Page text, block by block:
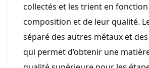
collectés et les trient en
composition et de leur qualité.
séparé des autres métaux et
qui permet d’obtenir une